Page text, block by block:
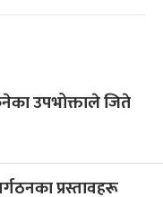
उपभोक्ताले जिते
प्रस्तावहरू